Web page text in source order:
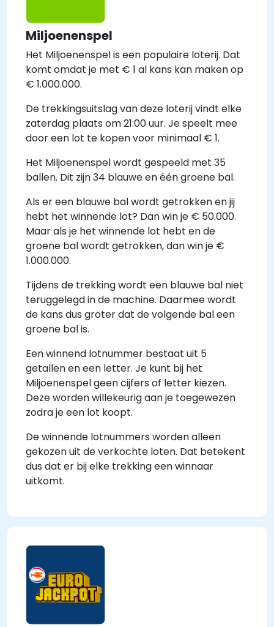
Miljoenenspel
Het Miljoenenspel is een populaire loterij. Dat
komt omdat je met € 1 al kans kan maken op
€ 1.000.000.
De trekkingsuitslag van deze loterij vindt elke
zaterdag plaats om 21:00 uur. Je speelt mee
door een lot te kopen voor minimaal € 1.
Het Miljoenenspel wordt gespeeld met 35
ballen. Dit zijn 34 blauwe en één groene bal.
Als er een blauwe bal wordt getrokken en jij
hebt het winnende lot? Dan win je € 50.000.
Maar als je het winnende lot hebt en de
groene bal wordt getrokken, dan win je €
1.000.000.
Tijdens de trekking wordt een blauwe bal niet
teruggelegd in de machine. Daarmee wordt
de kans dus groter dat de volgende bal een
groene bal is.
Een winnend lotnummer bestaat uit 5
getallen en een letter. Je kunt bij het
Miljoenenspel geen cijfers of letter kiezen.
Deze worden willekeurig aan je toegewezen
zodra je een lot koopt.
De winnende lotnummers worden alleen
gekozen uit de verkochte loten. Dat betekent
dus dat er bij elke trekking een winnaar
uitkomt.